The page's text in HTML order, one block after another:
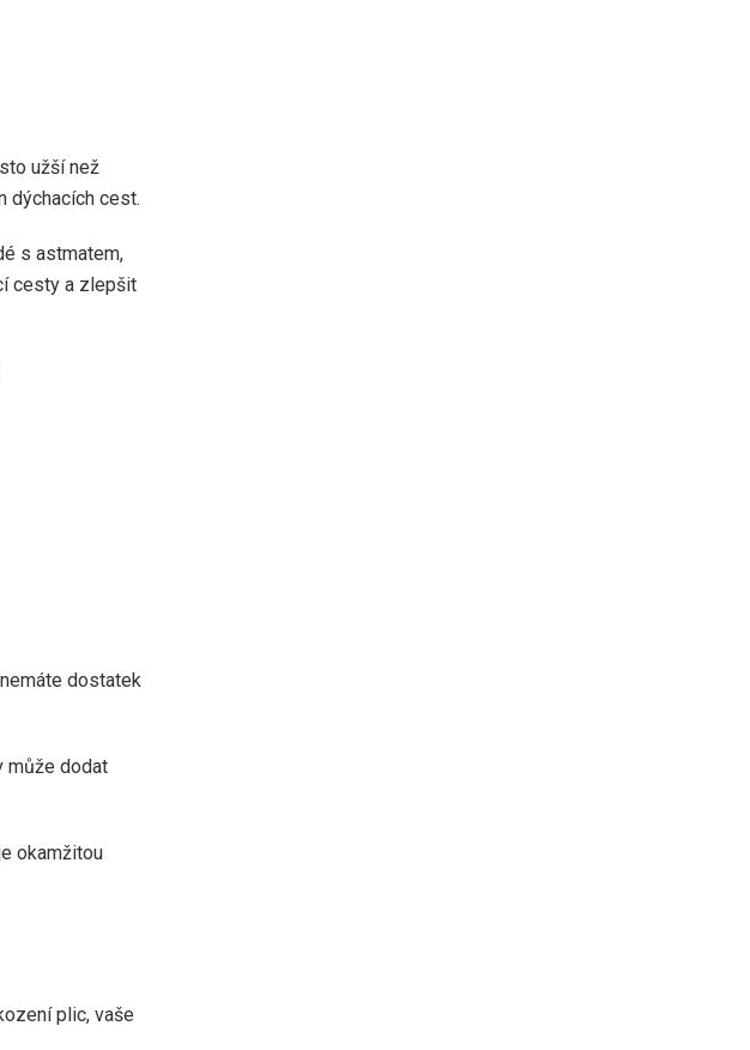
užší než
dýchacích cest.
s astmatem,
cesty a zlepšit
dostatek
může dodat
okamžitou
plic, vaše